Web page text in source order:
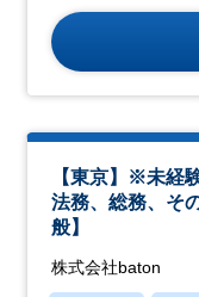
【東京】※未経
法務、総務、そ
般】
株式会社baton